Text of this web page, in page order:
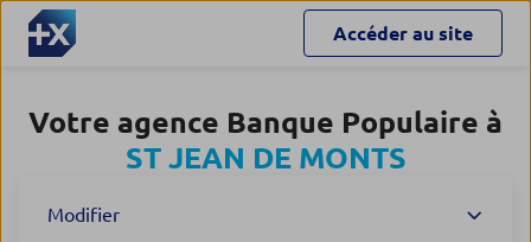
Accéder au site
Votre agence Banque Populaire à
ST JEAN DE MONTS
Modifier